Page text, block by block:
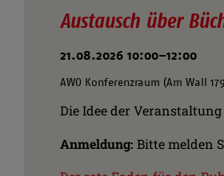
Austausch über
21.08.2026 10:00–12:00
AWO Konferenzraum (Am Wall
Die Idee der
Anmeldung: Bitte melden